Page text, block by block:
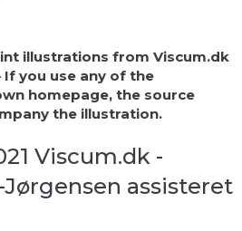
illustrations from Viscum.dk
you use any of the
homepage, the source
the illustration.
Viscum.dk -
assisteret